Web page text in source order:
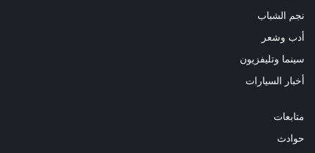
نجم الشباب
أدب وشعر
سينما وتليفزيون
أخبار السيارات
متابعات
حوادث